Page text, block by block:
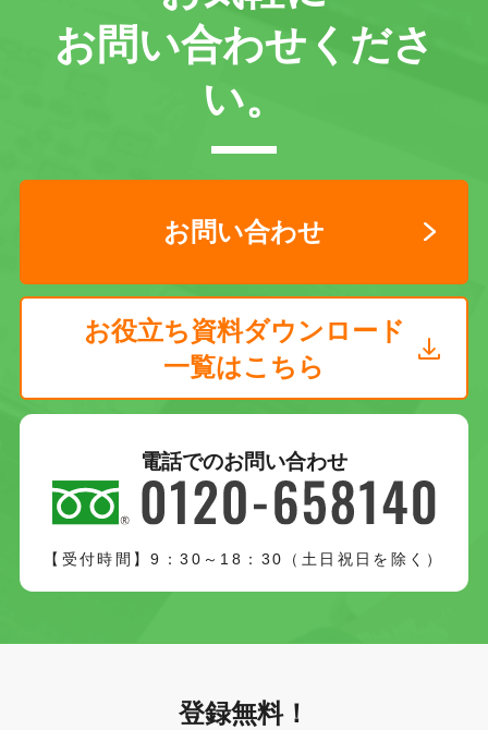
お問い合わせくださ
い。
お問い合わせ
お役立ち資料ダウンロード
一覧はこちら
電話でのお問い合わせ
【受付時間】9：30～18：30（土日祝日を除く）
登録無料！